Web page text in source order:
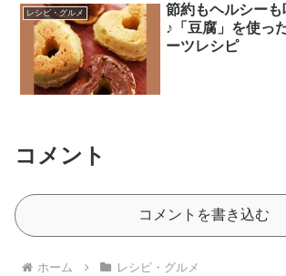
レシピ・グルメ
節約もヘルシーも
♪「豆腐」を使っ
ーツレシピ
コメント
コメントを書き込む
ホーム レシピ・グルメ